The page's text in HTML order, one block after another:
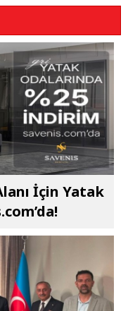
İçin Yatak